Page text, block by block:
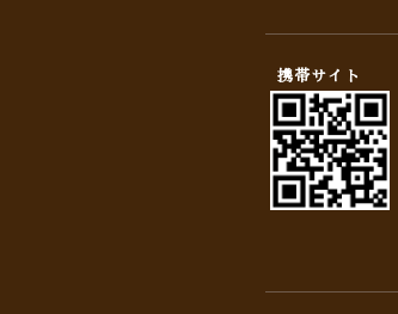
携帯サイト